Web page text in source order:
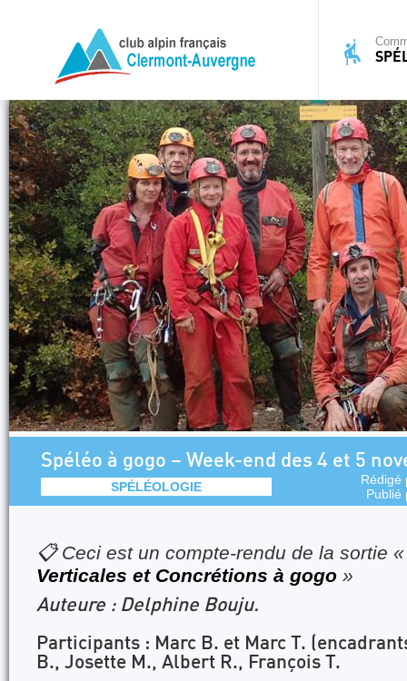
Spéléo à gogo – Week-end des 4 et 5
SPÉLÉOLOGIE
📋 Ceci est un compte-rendu de la sortie
Verticales et Concrétions à gogo »
Auteure : Delphine Bouju.
Participants : Marc B. et Marc T.
B., Josette M., Albert R., François T.